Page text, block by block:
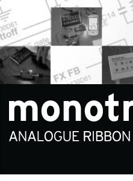
Soporte
Localizador de Tiendas
Noticias
Ubicación